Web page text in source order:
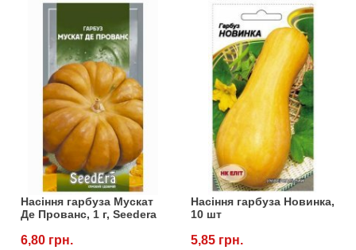
Насіння гарбуза Мускат
Де Прованс, 1 г, Seedera
6,80 грн.
Насіння гарбуза Новинка,
10 шт
5,85 грн.